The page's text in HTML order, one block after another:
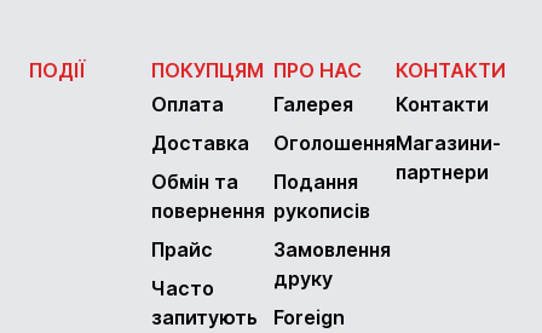
ПОДІЇ
ПОКУПЦЯМ
Оплата
Доставка
Обмін та
повернення
Прайс
Часто
запитують
ПРО НАС
Галерея
Оголошення
Подання
рукописів
Замовлення
друку
Foreign
КОНТАКТИ
Контакти
Магазини-
партнери